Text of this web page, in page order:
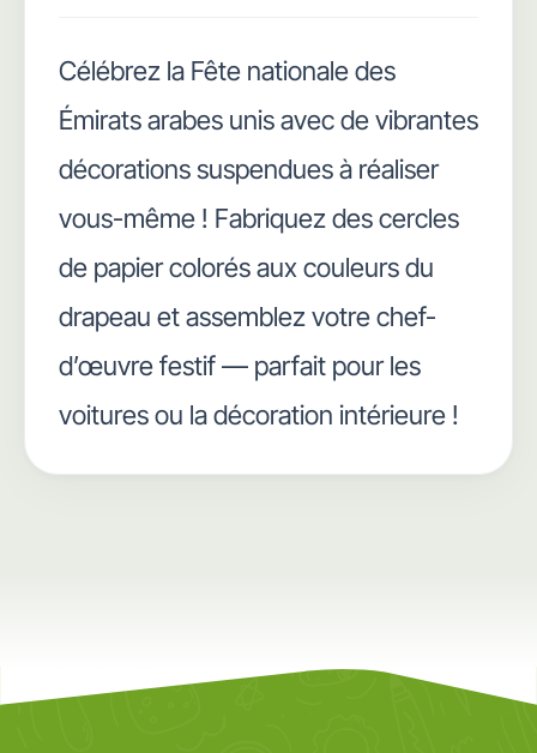
Célébrez la Fête nationale des
Émirats arabes unis avec de vibrantes
décorations suspendues à réaliser
vous-même ! Fabriquez des cercles
de papier colorés aux couleurs du
drapeau et assemblez votre chef-
d’œuvre festif — parfait pour les
voitures ou la décoration intérieure !